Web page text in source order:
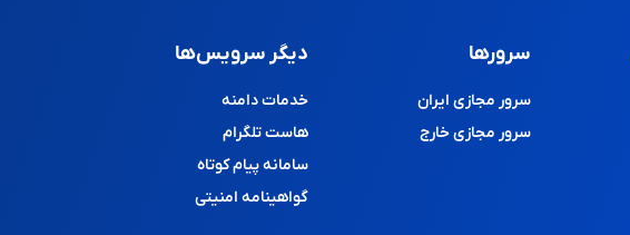
سرورها
سرور مجازی ایران
سرور مجازی خارج
دیگر سرویس‌ها
خدمات دامنه
هاست تلگرام
سامانه پیام کوتاه
گواهینامه امنیتی